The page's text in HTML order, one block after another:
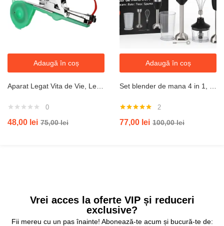
Adaugă în coș
0
48,00 lei 75,00lei
Adaugă în coș
5.00din 5
2
77,00 lei 100,00lei
Vrei acces la oferte VIP și reduceri
exclusive?
Fii mereu cu un pas înainte! Abonează-te acum și bucură-te de: